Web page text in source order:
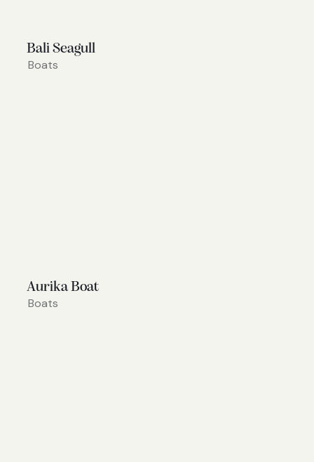
Bali Seagull
Boats
Aurika Boat
Boats